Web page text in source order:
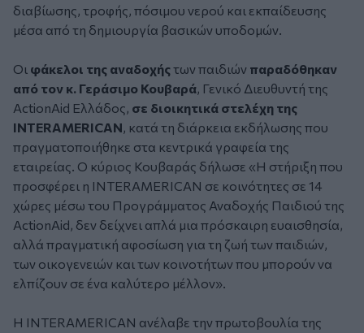
διαβίωσης, τροφής, πόσιμου νερού και εκπαίδευσης
μέσα από τη δημιουργία βασικών υποδομών.
Οι φάκελοι της αναδοχήςτων παιδιών παραδόθηκαν
από τον κ. Γεράσιμο Κουβαρά, Γενικό Διευθυντή της
ActionAid Ελλάδος, σε διοικητικά στελέχη της
INTERAMERICAN, κατά τη διάρκεια εκδήλωσης που
πραγματοποιήθηκε στα κεντρικά γραφεία της
εταιρείας. Ο κύριος Κουβαράς δήλωσε «Η στήριξη που
προσφέρει η INTERAMERICAN σε κοινότητες σε 14
χώρες μέσω του Προγράμματος Αναδοχής Παιδιού της
ActionAid, δεν δείχνει απλά μια πρόσκαιρη ευαισθησία,
αλλά πραγματική αφοσίωση για τη ζωή των παιδιών,
των οικογενειών και των κοινοτήτων που μπορούν να
ελπίζουν σε ένα καλύτερο μέλλον».
Η INTERAMERICAN ανέλαβε την πρωτοβουλία της